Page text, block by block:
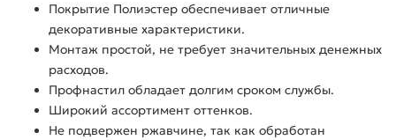
Покрытие Полиэстер обеспечивает отличные
декоративные характеристики.
Монтаж простой, не требует значительных денежных
расходов.
Профнастил обладает долгим сроком службы.
Широкий ассортимент оттенков.
Не подвержен ржавчине, так как обработан